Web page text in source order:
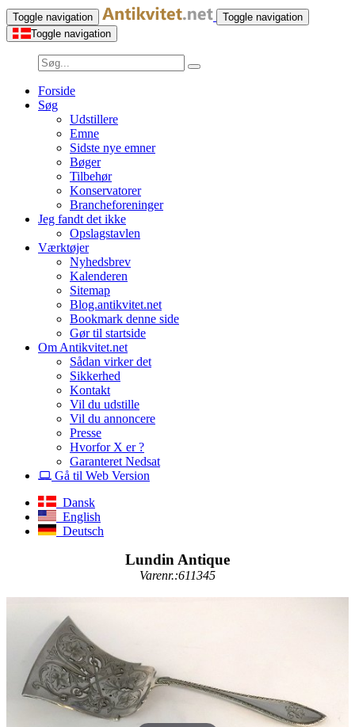
Toggle navigation
Toggle navigation
Toggle navigation
Forside
Søg
Udstillere
Emne
Sidste nye emner
Bøger
Tilbehør
Konservatorer
Brancheforeninger
Jeg fandt det ikke
Opslagstavlen
Værktøjer
Nyhedsbrev
Kalenderen
Sitemap
Blog.antikvitet.net
Bookmark denne side
Gør til startside
Om Antikvitet.net
Sådan virker det
Sikkerhed
Kontakt
Vil du udstille
Vil du annoncere
Presse
Hvorfor X er ?
Garanteret Nedsat
Gå til Web Version
Dansk
English
Deutsch
Lundin Antique
Varenr.:611345